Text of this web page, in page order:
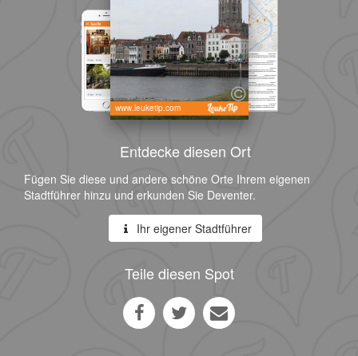
www.leuketip.com
Entdecke diesen Ort
Fügen Sie diese und andere schöne Orte Ihrem eigenen
Stadtführer hinzu und erkunden Sie Deventer.
Ihr eigener Stadtführer
Teile diesen Spot